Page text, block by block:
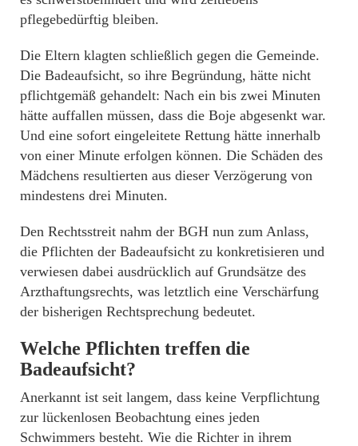
pflegebedürftig bleiben.
Die Eltern klagten schließlich gegen die Gemeinde.
Die Badeaufsicht, so ihre Begründung, hätte nicht
pflichtgemäß gehandelt: Nach ein bis zwei Minuten
hätte auffallen müssen, dass die Boje abgesenkt war.
Und eine sofort eingeleitete Rettung hätte innerhalb
von einer Minute erfolgen können. Die Schäden des
Mädchens resultierten aus dieser Verzögerung von
mindestens drei Minuten.
Den Rechtsstreit nahm der BGH nun zum Anlass,
die Pflichten der Badeaufsicht zu konkretisieren und
verwiesen dabei ausdrücklich auf Grundsätze des
Arzthaftungsrechts, was letztlich eine Verschärfung
der bisherigen Rechtsprechung bedeutet.
Welche Pflichten treffen die
Badeaufsicht?
Anerkannt ist seit langem, dass keine Verpflichtung
zur lückenlosen Beobachtung eines jeden
Schwimmers besteht. Wie die Richter in ihrem